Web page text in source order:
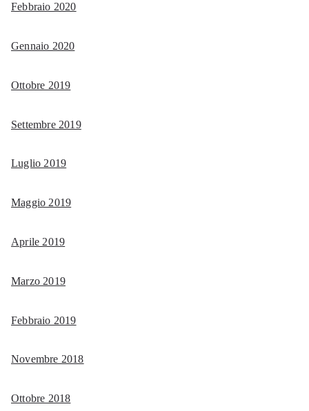
Febbraio 2020
Gennaio 2020
Ottobre 2019
Settembre 2019
Luglio 2019
Maggio 2019
Aprile 2019
Marzo 2019
Febbraio 2019
Novembre 2018
Ottobre 2018